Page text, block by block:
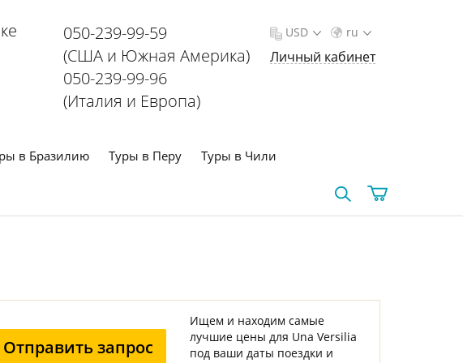
050-239-99-59
(США и Южная Америка)
050-239-99-96
(Италия и Европа)
ru
USD
Личный кабинет
в Бразилию Туры в Перу Туры в Чили
Отправить запрос
Ищем и находим самые
лучшие цены для Una Versilia
под ваши даты поездки и